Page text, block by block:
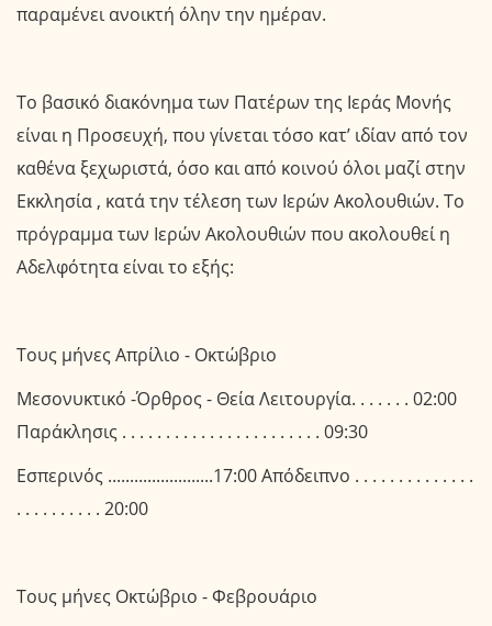
παραμένει ανοικτή όλην την ημέραν.
Το βασικό διακόνημα των Πατέρων της Ιεράς Μονής
είναι η Προσευχή, που γίνεται τόσο κατ’ ιδίαν από τον
καθένα ξεχωριστά, όσο και από κοινού όλοι μαζί στην
Εκκλησία , κατά την τέλεση των Ιερών Ακολουθιών. Το
πρόγραμμα των Ιερών Ακολουθιών που ακολουθεί η
Αδελφότητα είναι το εξής:
Τους μήνες Απρίλιο - Οκτώβριο
Μεσονυκτικό -Όρθρος - Θεία Λειτουργία. . . . . . . 02:00
Παράκλησις . . . . . . . . . . . . . . . . . . . . . . . 09:30
Εσπερινός ........................17:00 Απόδειπνο . . . . . . . . . . . . . .
. . . . . . . . . . 20:00
Τους μήνες Οκτώβριο - Φεβρουάριο